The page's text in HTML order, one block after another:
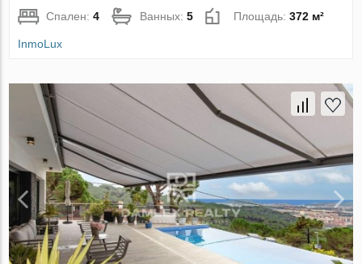
Спален:4 Ванных:5 Площадь:372 м²
InmoLux